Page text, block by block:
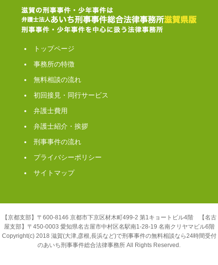
トップページ
事務所の特徴
無料相談の流れ
初回接見・同行サービス
弁護士費用
弁護士紹介・挨拶
刑事事件の流れ
プライバシーポリシー
サイトマップ
【京都支部】〒600-8146 京都市下京区材木町499-2 第1キョートビル4階 【名古
屋支部】〒450-0003 愛知県名古屋市中村区名駅南1-28-19 名南クリヤマビル6階
Copyright(c) 2018 滋賀(大津,彦根,長浜など)で刑事事件の無料相談なら24時間受付
のあいち刑事事件総合法律事務所 All Rights Reserved.